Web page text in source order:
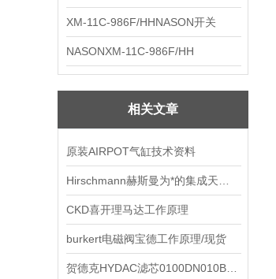
XM-11C-986F/HHNASON开关
NASONXM-11C-986F/HH
相关文章
原装AIRPOT气缸技术资料
CKD喜开理马达工作原理
burkert电磁阀宝德工作原理/现货